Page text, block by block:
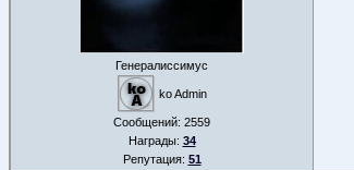
Генералиссимус
ko Admin
Сообщений: 2559
Награды: 34
Репутация: 51